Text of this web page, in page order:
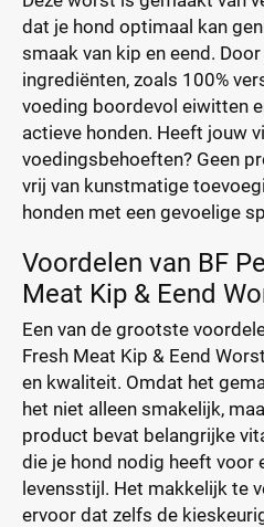
dat je hond optimaal kan
smaak van kip en eend.
ingrediënten, zoals 100%
voeding boordevol eiwitten
actieve honden. Heeft jouw
voedingsbehoeften? Geen
vrij van kunstmatige
honden met een gevoelige
Voordelen van BF
Meat Kip & Eend
Een van de grootste
Fresh Meat Kip & Eend
en kwaliteit. Omdat het
het niet alleen smakelijk,
product bevat belangrijke
die je hond nodig heeft voor
levensstijl. Het makkelijk te
ervoor dat zelfs de